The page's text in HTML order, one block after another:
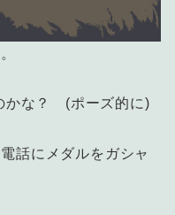
かな？ (ポーズ的に)
話にメダルをガシャ